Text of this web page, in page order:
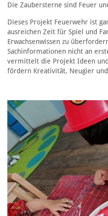
Die Zaubersterne sind Feuer
Dieses Projekt Feuerwehr ist
ausreichen Zeit für Spiel und
Erwachsenwissen zu
Sachinformationen nicht an
vermittelt die Projekt Ideen
fördern Kreativität, Neugier